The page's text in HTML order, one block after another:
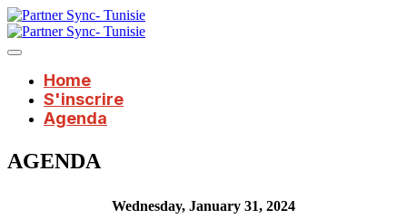
Home
S'inscrire
Agenda
AGENDA
Wednesday, January 31, 2024